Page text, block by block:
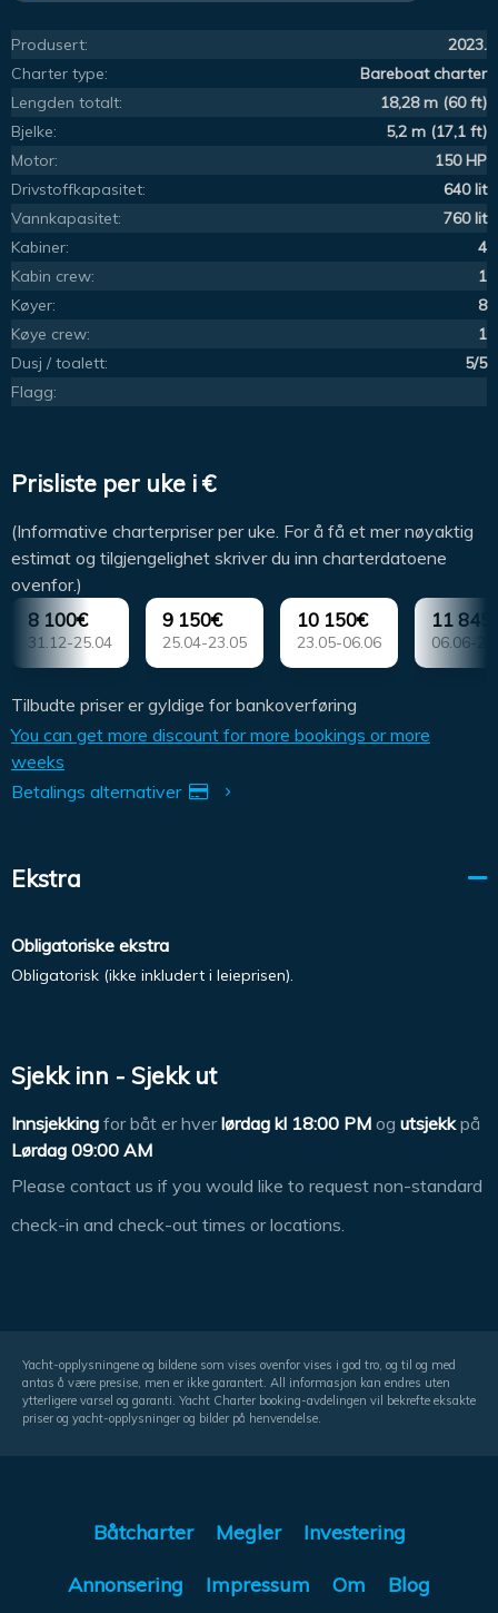
Produsert:
2023.
Charter type:
Bareboat charter
Lengden totalt:
18,28 m (60 ft)
Bjelke:
5,2 m (17,1 ft)
Motor:
150 HP
Drivstoffkapasitet:
640 lit
Vannkapasitet:
760 lit
Kabiner:
4
Kabin crew:
1
Køyer:
8
Køye crew:
1
Dusj / toalett:
5/5
Flagg:
Prisliste per uke i €
(Informative charterpriser per uke. For å få et mer nøyaktig
estimat og tilgjengelighet skriver du inn charterdatoene
ovenfor.)
8 100€
31.12-25.04
9 150€
25.04-23.05
10 150€
23.05-06.06
11
06.06-
Tilbudte priser er gyldige for bankoverføring
You can get more discount for more bookings or more
weeks
Betalings alternativer
Ekstra
Obligatoriske ekstra
Obligatorisk (ikke inkludert i leieprisen).
Sjekk inn - Sjekk ut
Innsjekking for båt er hverlørdag kl 18:00 PM og utsjekkpå
Lørdag 09:00 AM
Please contact us if you would like to request non-standard
check-in and check-out times or locations.
Yacht-opplysningene og bildene som vises ovenfor vises i god tro, og til og med
antas å være presise, men er ikke garantert. All informasjon kan endres uten
ytterligere varsel og garanti. Yacht Charter booking-avdelingen vil bekrefte eksakte
priser og yacht-opplysninger og bilder på henvendelse.
Båtcharter Megler Investering
Annonsering Impressum Om Blog